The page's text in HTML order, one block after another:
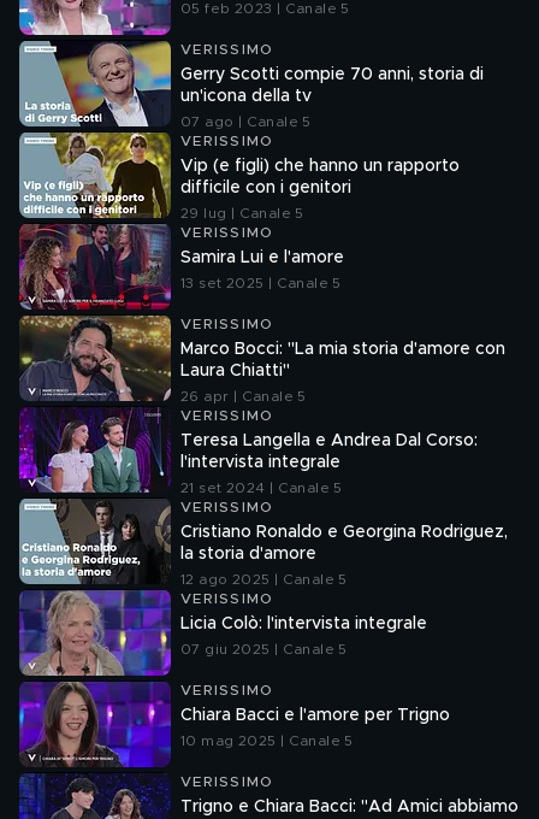
05 feb 2023 | Canale 5
VERISSIMO
Gerry Scotti compie 70 anni, storia di
un'icona della tv
07 ago | Canale 5
VERISSIMO
Vip (e figli) che hanno un rapporto
difficile con i genitori
29 lug | Canale 5
VERISSIMO
Samira Lui e l'amore
13 set 2025 | Canale 5
VERISSIMO
Marco Bocci: "La mia storia d'amore con
Laura Chiatti"
26 apr | Canale 5
VERISSIMO
Teresa Langella e Andrea Dal Corso:
l'intervista integrale
21 set 2024 | Canale 5
VERISSIMO
Cristiano Ronaldo e Georgina Rodriguez,
la storia d'amore
12 ago 2025 | Canale 5
VERISSIMO
Licia Colò: l'intervista integrale
07 giu 2025 | Canale 5
VERISSIMO
Chiara Bacci e l'amore per Trigno
10 mag 2025 | Canale 5
VERISSIMO
Trigno e Chiara Bacci: "Ad Amici abbiamo